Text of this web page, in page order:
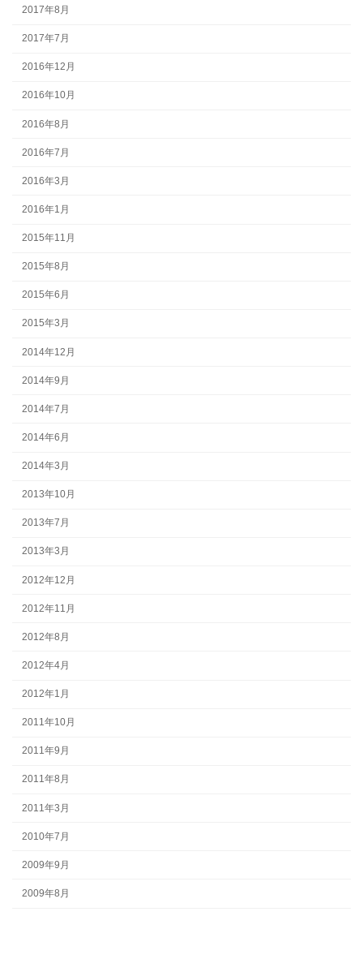
2017年8月
2017年7月
2016年12月
2016年10月
2016年8月
2016年7月
2016年3月
2016年1月
2015年11月
2015年8月
2015年6月
2015年3月
2014年12月
2014年9月
2014年7月
2014年6月
2014年3月
2013年10月
2013年7月
2013年3月
2012年12月
2012年11月
2012年8月
2012年4月
2012年1月
2011年10月
2011年9月
2011年8月
2011年3月
2010年7月
2009年9月
2009年8月